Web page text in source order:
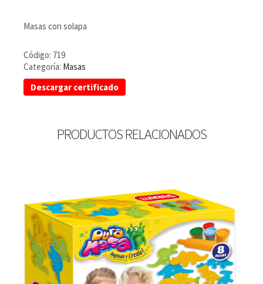
Masas con solapa
Código: 719
Categoría: Masas
Descargar certificado
PRODUCTOS RELACIONADOS